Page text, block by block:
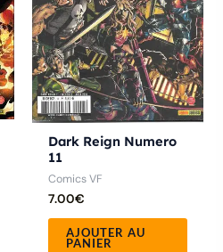
Dark Reign Numero
11
Comics VF
7.00€
AJOUTER AU
PANIER